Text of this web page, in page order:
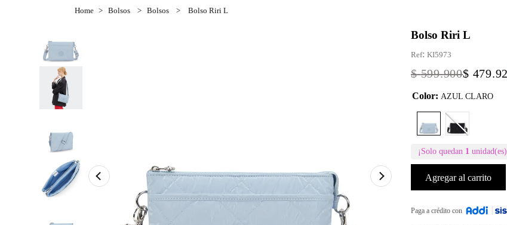
Bolsos Bolsos Bolso Riri L
Bolso Riri L
: KI5973
$ 599.900$ 479.
Color: AZUL CLARO
¡Solo quedan 1
Agregar al carrito
Paga a crédito con